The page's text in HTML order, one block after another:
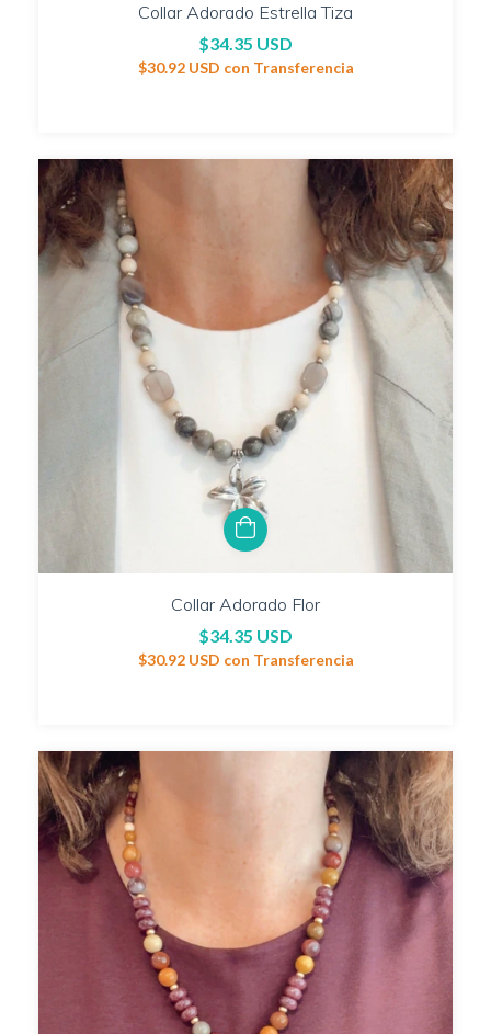
Collar Adorado Estrella Tiza
$34.35 USD
$30.92 USD con Transferencia
Collar Adorado Flor
$34.35 USD
$30.92 USD con Transferencia